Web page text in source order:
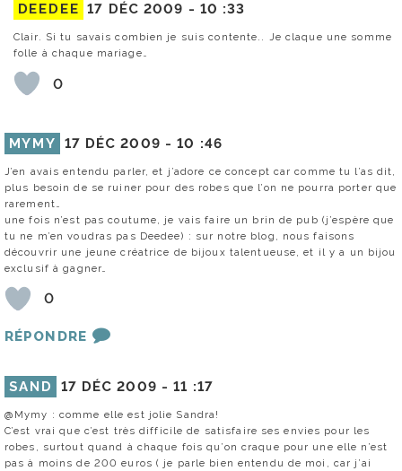
DEEDEE 17 DÉC 2009 - 10 :33
Clair. Si tu savais combien je suis contente.. Je claque une somme
folle à chaque mariage…
0
MYMY 17 DÉC 2009 -10 :46
J’en avais entendu parler, et j’adore ce concept car comme tu l’as dit,
plus besoin de se ruiner pour des robes que l’on ne pourra porter que
rarement…
une fois n’est pas coutume, je vais faire un brin de pub (j’espère que
tu ne m’en voudras pas Deedee) : sur notre blog, nous faisons
découvrir une jeune créatrice de bijoux talentueuse, et il y a un bijou
exclusif à gagner…
0
RÉPONDRE
SAND 17 DÉC 2009 -11 :17
@Mymy : comme elle est jolie Sandra!
C’est vrai que c’est très difficile de satisfaire ses envies pour les
robes, surtout quand à chaque fois qu’on craque pour une elle n’est
pas à moins de 200 euros ( je parle bien entendu de moi, car j’ai